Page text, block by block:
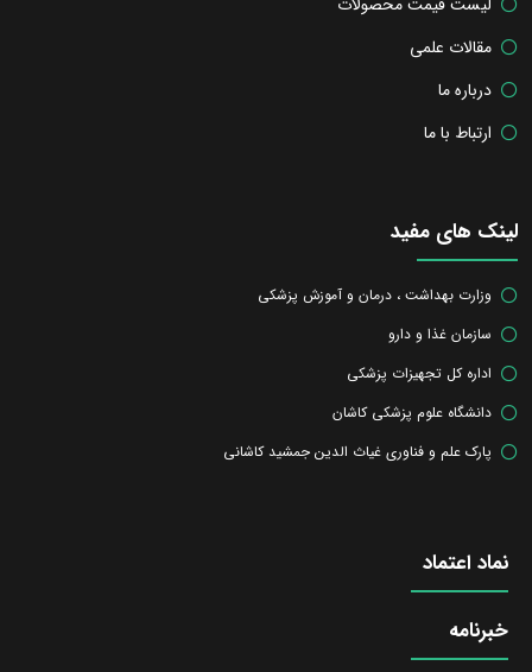
مقالات علمی
درباره ما
ارتباط با ما
لینک های مفید
وزارت بهداشت ، درمان و آموزش پزشکی
سازمان غذا و دارو
اداره کل تجهیزات پزشکی
دانشگاه علوم پزشکی کاشان
پارک علم و فناوری غیاث الدین جمشید کاشانی
نماد اعتماد
خبرنامه